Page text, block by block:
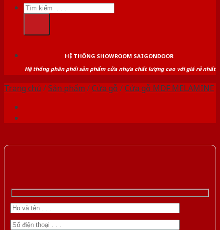
Tìm
kiếm:
HỆ THỐNG SHOWROOM SAIGONDOOR
Hệ thống phân phối sản phẩm cửa nhựa chất lượng cao với giá rẻ nhất
Trang chủ /Sản phẩm /Cửa gỗ /Cửa gỗ MDF MELAMINE